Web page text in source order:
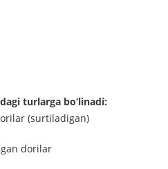
turlarga bo‘linadi:
(surtiladigan)
dorilar